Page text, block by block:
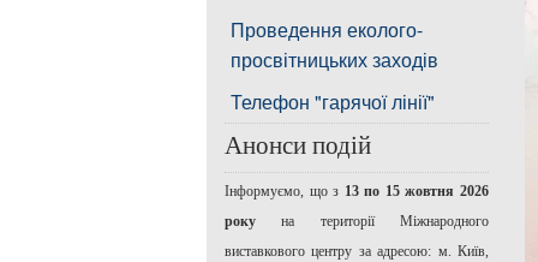
Проведення еколого-
просвітницьких заходів
Телефон "гарячої лінії"
Анонси подій
Інформуємо, що з 13 по 15 жовтня 2026
року на території Міжнародного
виставкового центру за адресою: м. Київ,